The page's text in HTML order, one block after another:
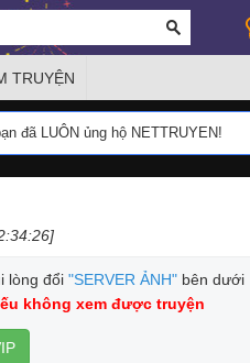
TRUYỆN
đã LUÔN ủng hộ NETTRUYEN!
lòng đổi "SERVER ẢNH" bên dưới
không xem được truyện